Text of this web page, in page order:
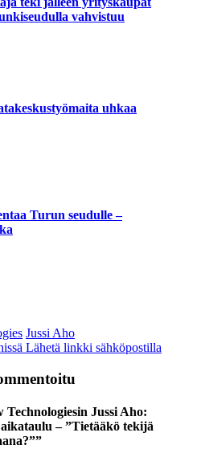
vahvistuu
uhkaa
Turun seudulle –
Jussi Aho
Lähetä linkki sähköpostilla
Jussi Aho:
– ”Tietääkö tekijä